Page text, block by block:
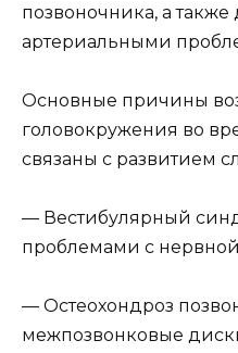
позвоночника, а
артериальными
Основные причины
головокружения во
связаны с развитием
— Вестибулярный
проблемами с
— Остеохондроз
межпозвонковые